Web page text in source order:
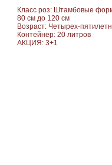
Класс роз: Штамбовые
80 см до 120 см
Возраст: Четырех-
Контейнер: 20 литров
АКЦИЯ: 3+1